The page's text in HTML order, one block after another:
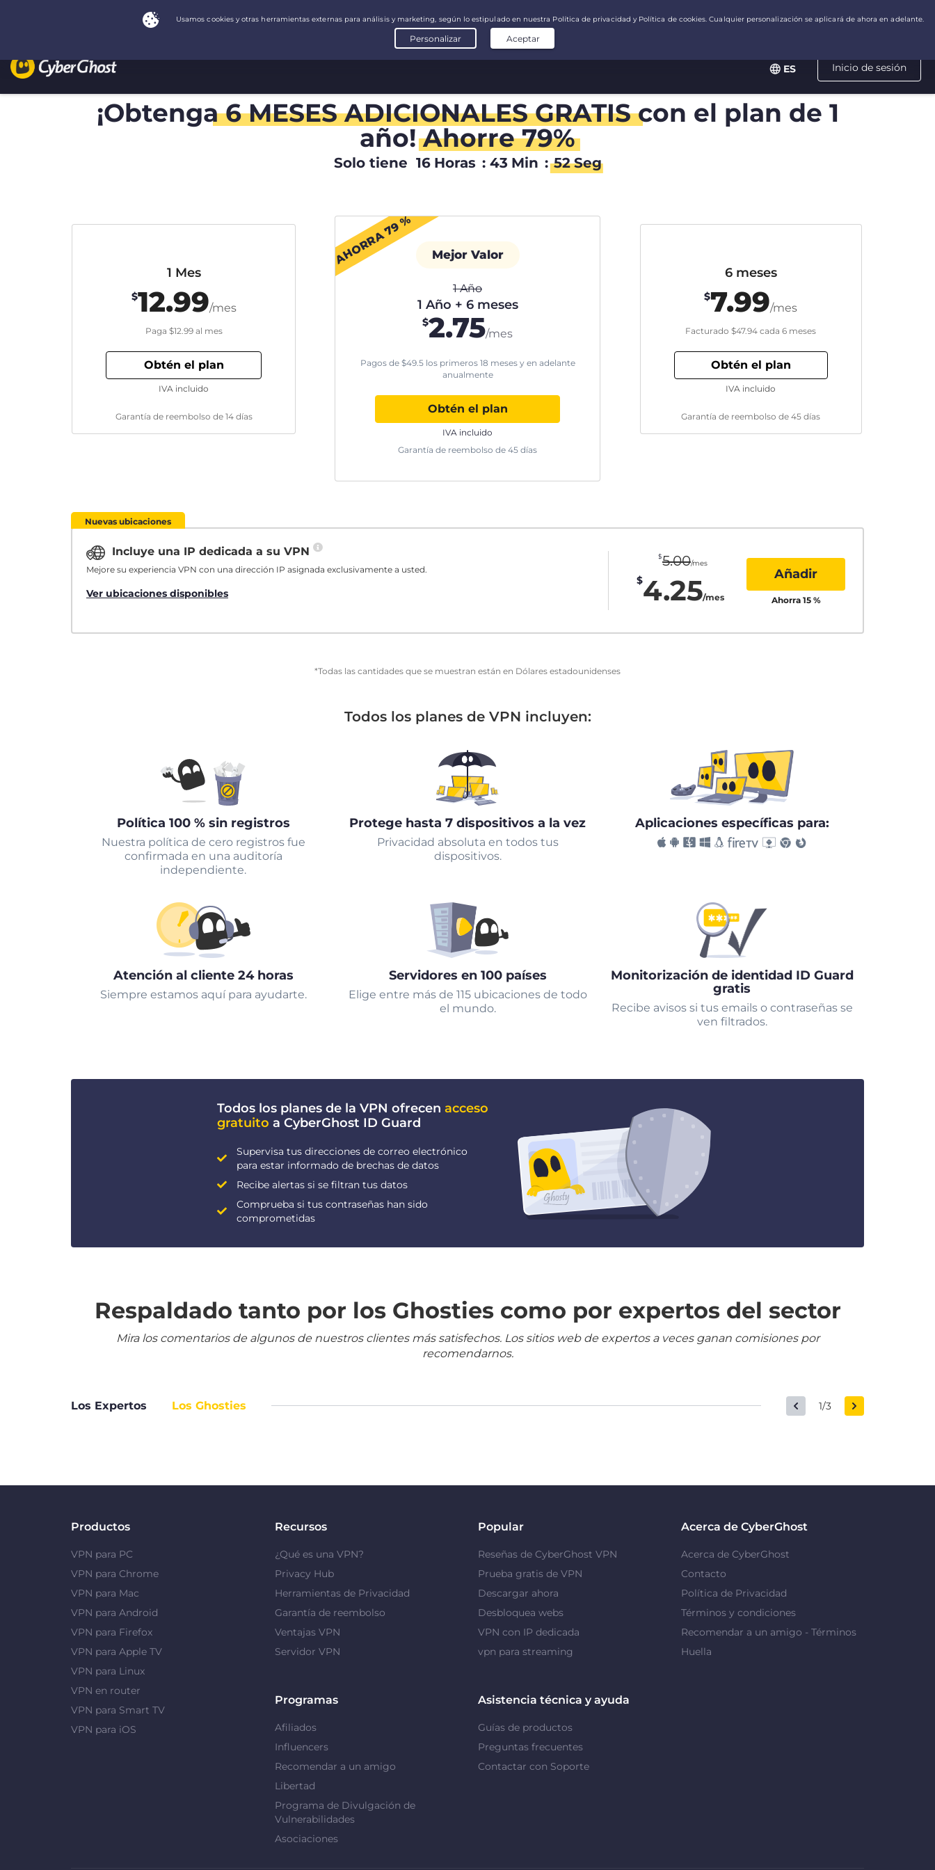
Inicio de sesión
ES
¡Obtenga6 MESES ADICIONALES GRATIScon el plan de 1
año!Ahorre 79%
Solo tiene 16 Horas : 43 Min : 51 Seg
AHORRA 79 % Mejor Valor
1 Año
1 Año + 6 meses
$2.75/mes
Pagos de $49.5los primeros 18 meses y en adelante
anualmente
Obtén el plan
IVA incluido
Garantía de reembolso de 45 días
6 meses
$7.99/mes
Facturado$47.94 cada 6 meses
Obtén el plan
Garantía de reembolso de 45 días
IVA incluido
1 Mes
$12.99/mes
Paga $12.99al mes
Obtén el plan
Garantía de reembolso de 14 días
IVA incluido
Nuevas ubicaciones
Incluye una IP dedicada a su VPN
Mejore su experiencia VPN con una dirección IP asignada exclusivamente a usted.
Ver ubicaciones disponibles
$5.00/mes
$4.25/mes
Añadir
Ahorra 15%
*Todas las cantidades que se muestran están en Dólares estadounidenses
Todos los planes de VPN incluyen:
Política 100 % sin registros
Nuestra política de cero registros fue
confirmada en una auditoría
independiente.
Protege hasta 7 dispositivos a la vez
Privacidad absoluta en todos tus
dispositivos.
Aplicaciones específicas para:
Atención al cliente 24 horas
Siempre estamos aquí para ayudarte.
Servidores en 100 países
Elige entre más de 115 ubicaciones de todo
el mundo.
Monitorización de identidad ID Guard
gratis
Recibe avisos si tus emails o contraseñas se
ven filtrados.
Todos los planes de la VPN ofrecen acceso
gratuito a CyberGhost ID Guard
Supervisa tus direcciones de correo electrónico
para estar informado de brechas de datos
Recibe alertas si se filtran tus datos
Comprueba si tus contraseñas han sido
comprometidas
Respaldado tanto por los Ghosties como por expertos del sector
Mira los comentarios de algunos de nuestros clientes más satisfechos. Los sitios web de expertos a veces ganan comisiones por
recomendarnos.
Los Expertos Los Ghosties 1/3
Productos
VPN para PC
VPN para Chrome
VPN para Mac
VPN para Android
VPN para Firefox
VPN para Apple TV
VPN para Linux
VPN en router
VPN para Smart TV
VPN para iOS
Recursos
¿Qué es una VPN?
Privacy Hub
Herramientas de Privacidad
Garantía de reembolso
Ventajas VPN
Servidor VPN
Popular
Reseñas de CyberGhost VPN
Prueba gratis de VPN
Descargar ahora
Desbloquea webs
VPN con IP dedicada
vpn para streaming
Acerca de CyberGhost
Acerca de CyberGhost
Contacto
Política de Privacidad
Términos y condiciones
Recomendar a un amigo - Términos
Huella
Programas
Afiliados
Influencers
Recomendar a un amigo
Libertad
Programa de Divulgación de
Vulnerabilidades
Asociaciones
Asistencia técnica y ayuda
Guías de productos
Preguntas frecuentes
Contactar con Soporte